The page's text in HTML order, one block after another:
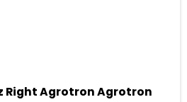
Right Agrotron Agrotron